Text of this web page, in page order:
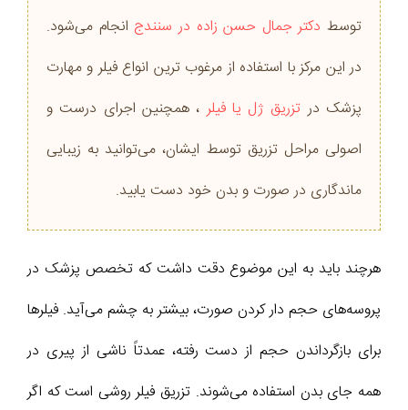
توسط دکتر جمال حسن زاده در سنندج انجام می‌شود.
در این مرکز با استفاده از مرغوب ترین انواع فیلر و مهارت
پزشک در تزریق ژل یا فیلر، همچنین اجرای درست و
اصولی مراحل تزریق توسط ایشان، می‌توانید به زیبایی
ماندگاری در صورت و بدن خود دست یابید.
هرچند باید به این موضوع دقت داشت که تخصص پزشک در
پروسه‌های حجم دار کردن صورت، بیشتر به چشم می‌آید. فیلرها
برای بازگرداندن حجم از دست رفته، عمدتاً ناشی از پیری در
همه جای بدن استفاده می‌شوند. تزریق فیلر روشی است که اگر